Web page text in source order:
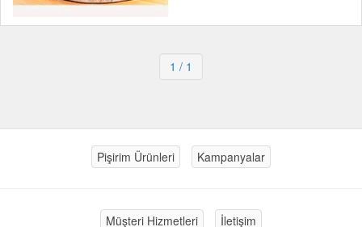
1 / 1
Pişirim Ürünleri Kampanyalar
Müşteri Hizmetleri İletişim